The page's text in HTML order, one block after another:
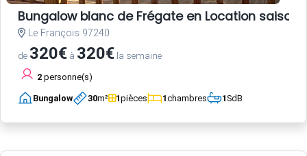
Bungalow blanc de Frégate en Location
Le François 97240
de 320€ à 320€ la semaine
2 personne(s)
Bungalow 30m² 1pièces 1chambres 1SdB